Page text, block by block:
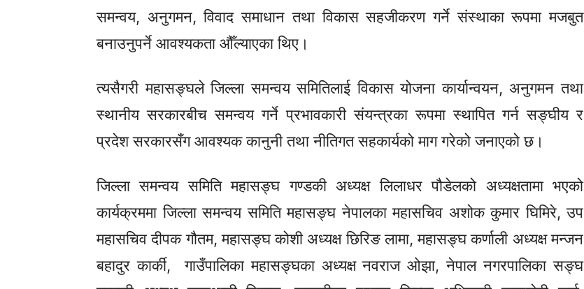
समन्वय, अनुगमन, विवाद समाधान तथा विकास सहजीकरण गर्ने संस्थाका रूपमा मजबुत
बनाउनुपर्ने आवश्यकता औँल्याएका थिए।
त्यसैगरी महासङ्घले जिल्ला समन्वय समितिलाई विकास योजना कार्यान्वयन, अनुगमन तथा
स्थानीय सरकारबीच समन्वय गर्ने प्रभावकारी संयन्त्रका रूपमा स्थापित गर्न सङ्घीय र
प्रदेश सरकारसँग आवश्यक कानुनी तथा नीतिगत सहकार्यको माग गरेको जनाएको छ।
जिल्ला समन्वय समिति महासङ्घ गण्डकी अध्यक्ष लिलाधर पौडेलको अध्यक्षतामा भएको
कार्यक्रममा जिल्ला समन्वय समिति महासङ्घ नेपालका महासचिव अशोक कुमार घिमिरे, उप
महासचिव दीपक गौतम, महासङ्घ कोशी अध्यक्ष छिरिङ लामा, महासङ्घ कर्णाली अध्यक्ष मन्जन
बहादुर कार्की, गाउँपालिका महासङ्घका अध्यक्ष नवराज ओझा, नेपाल नगरपालिका सङ्घ